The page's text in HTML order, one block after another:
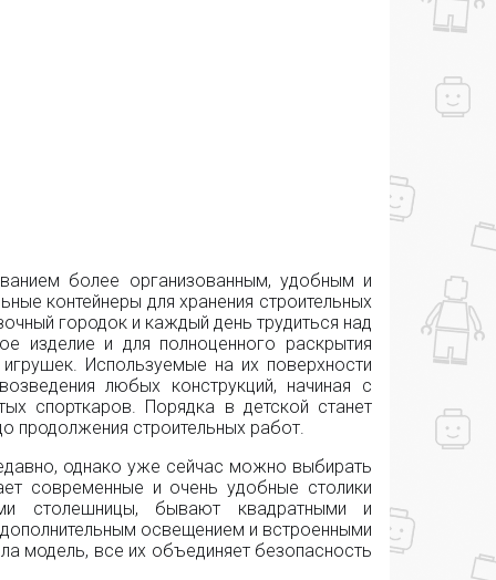
более организованным, удобным и
контейнеры для хранения строительных
городок и каждый день трудиться над
изделие и для полноценного раскрытия
Используемые на их поверхности
любых конструкций, начиная с
спорткаров. Порядка в детской станет
продолжения строительных работ.
однако уже сейчас можно выбирать
современные и очень удобные столики
столешницы, бывают квадратными и
освещением и встроенными
модель, все их объединяет безопасность